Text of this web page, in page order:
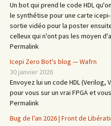
Un bot qui prend le code HDL
le synthétise pour une carte
sortie vidéo pour la poster
celleux qui n'ont pas les moyen
Permalink
Icepi Zero Bot's blog — Wafrn
30 janvier 2026
Envoyez lui un code HDL (Verilog,
pour vous sur un vrai FPGA et
Permalink
Bug de l’an 2026 | Front de